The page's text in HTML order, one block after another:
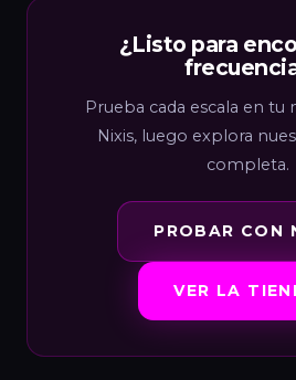
¿Listo para
Prueba cada escala en tu
Nixis, luego explora
completa.
PROBAR CON
VER LA